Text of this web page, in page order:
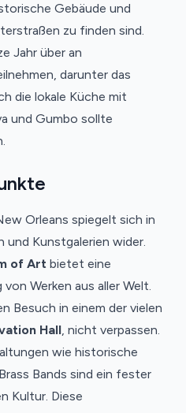
Gebäude und
zu finden sind.
Jahr über an
darunter das
die lokale Küche mit
und Gumbo sollte
Orleans spiegelt sich in
und Kunstgalerien wider.
of Art bietet eine
Werken aus aller Welt.
Besuch in einem der vielen
Hall, nicht verpassen.
wie historische
Bands sind ein fester
Kultur. Diese